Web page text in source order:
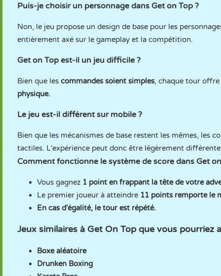
Puis-je choisir un personnage dans Get on Top ?
Non, le jeu propose un design de base pour les
entièrement axé sur le gameplay et la compétition.
Get on Top est-il un jeu difficile ?
Bien que les commandes soient simples, chaque tour
physique.
Le jeu est-il différent sur mobile ?
Bien que les mécanismes de base restent les mêmes, les
tactiles. L'expérience peut donc être légèrement
Comment fonctionne le système de score dans Get
Vous gagnez 1 point en frappant la tête de votre
Le premier joueur à atteindre 11 points remporte le
En cas d'égalité, le tour est répété.
Jeux similaires à Get On Top que vous pourriez
Boxe aléatoire
Drunken Boxing